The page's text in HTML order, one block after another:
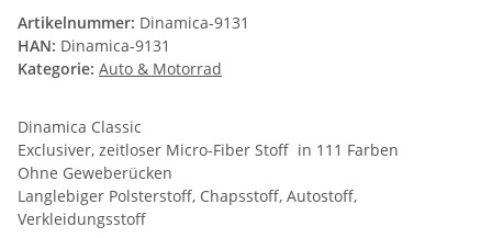
Artikelnummer: Dinamica-9131
HAN: Dinamica-9131
Kategorie: Auto & Motorrad
Dinamica Classic
Exclusiver, zeitloser Micro-Fiber Stoff in 111 Farben
Ohne Geweberücken
Langlebiger Polsterstoff, Chapsstoff, Autostoff,
Verkleidungsstoff